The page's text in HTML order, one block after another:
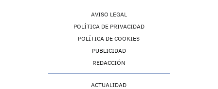
AVISO LEGAL
POLÍTICA DE PRIVACIDAD
POLÍTICA DE COOKIES
PUBLICIDAD
REDACCIÓN
ACTUALIDAD